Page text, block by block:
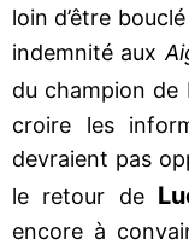
loin d’être
indemnité aux
du champion de
croire les
devraient pas
le retour de
encore à